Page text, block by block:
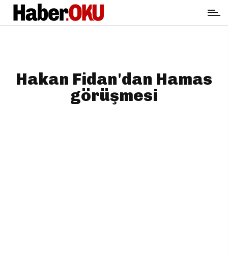
Hakan Fidan'dan Hamas
görüşmesi